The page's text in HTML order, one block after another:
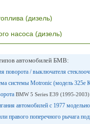
(дизель)
насоса (дизель)
автомобилей БМВ:
поворота / выключателя
системы Motronic (модель
BMW 5 Series E39 (1995-2003)
автомобилей с 1977
правого поперечного рычага